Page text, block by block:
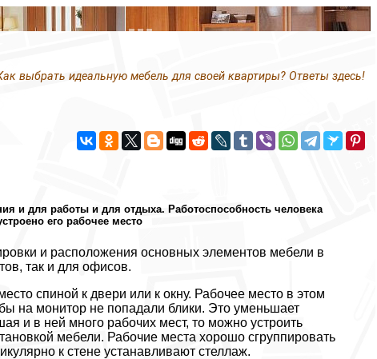
выбрать идеальную мебель для своей квартиры? Ответы здесь!
и для работы и для отдыха. Работоспособность человека
его рабочее место
и расположения основных элементов мебели в
так и для офисов.
спиной к двери или к окну. Рабочее место в этом
на монитор не попадали блики. Это уменьшает
и в ней много рабочих мест, то можно устроить
мебели. Рабочие места хорошо сгруппировать
к стене устанавливают стеллаж.